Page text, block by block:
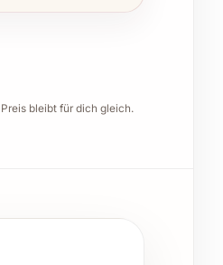
bleibt für dich gleich.